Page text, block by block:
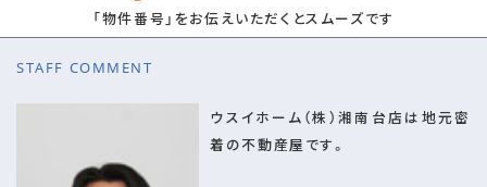
その他の法令上
の制限
-
取引態様
仲介
「物件番号」をお伝えいただくとスムーズです
STAFF COMMENT
ウスイホーム（株）湘南台店は地元密
着の不動産屋です。